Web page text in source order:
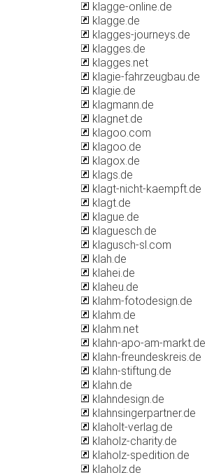
klagge-online.de
klagge.de
klagges-journeys.de
klagges.de
klagges.net
klagie-fahrzeugbau.de
klagie.de
klagmann.de
klagnet.de
klagoo.com
klagoo.de
klagox.de
klags.de
klagt-nicht-kaempft.de
klagt.de
klague.de
klaguesch.de
klagusch-sl.com
klah.de
klahei.de
klaheu.de
klahm-fotodesign.de
klahm.de
klahm.net
klahn-apo-am-markt.de
klahn-freundeskreis.de
klahn-stiftung.de
klahn.de
klahndesign.de
klahnsingerpartner.de
klaholt-verlag.de
klaholz-charity.de
klaholz-spedition.de
klaholz.de